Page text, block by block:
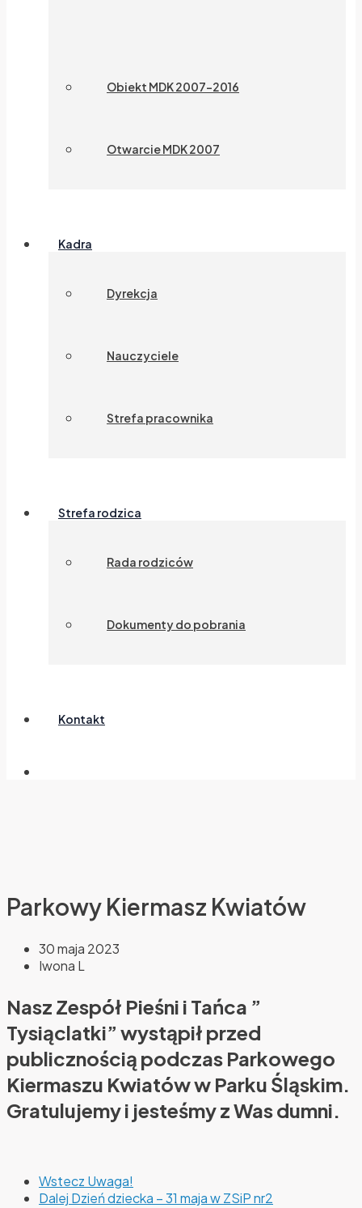
Obiekt MDK 2007-2016
Otwarcie MDK 2007
Kadra
Dyrekcja
Nauczyciele
Strefa pracownika
Strefa rodzica
Rada rodziców
Dokumenty do pobrania
Kontakt
Parkowy Kiermasz Kwiatów
30 maja 2023
Iwona L
Nasz Zespół Pieśni i Tańca ”
Tysiąclatki” wystąpił przed
publicznością podczas Parkowego
Kiermaszu Kwiatów w Parku Śląskim.
Gratulujemy i jesteśmy z Was dumni.
Wstecz Uwaga!
Dalej Dzień dziecka – 31 maja w ZSiP nr2